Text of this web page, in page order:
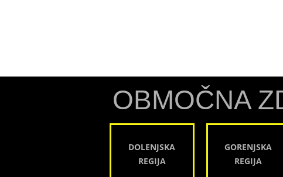
OBMOČNA
DOLENJSKA
REGIJA
GORENJSKA
REGIJA